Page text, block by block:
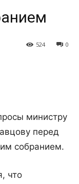
0
524
министру
перед
собранием.
что